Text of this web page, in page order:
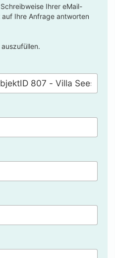
Ihrer eMail-
Ihre Anfrage antworten